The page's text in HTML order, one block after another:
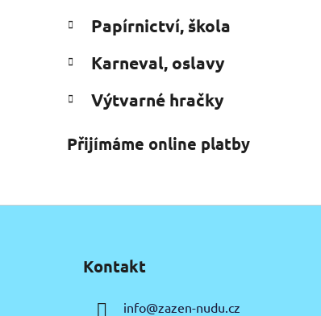
Papírnictví, škola
Karneval, oslavy
Výtvarné hračky
Přijímáme online platby
Kontakt
info@zazen-nudu.cz